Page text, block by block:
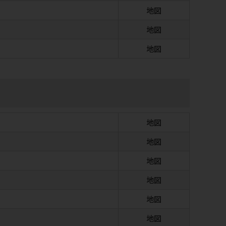
地図
地図
地図
地図
地図
地図
地図
地図
地図